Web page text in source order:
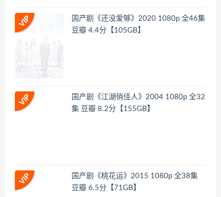
国产剧《还没爱够》2020 1080p 全46集
豆瓣 4.4分【105GB】
国产剧《江湖俏佳人》2004 1080p 全32
集 豆瓣 8.2分【155GB】
国产剧《桃花运》2015 1080p 全38集
豆瓣 6.5分【71GB】